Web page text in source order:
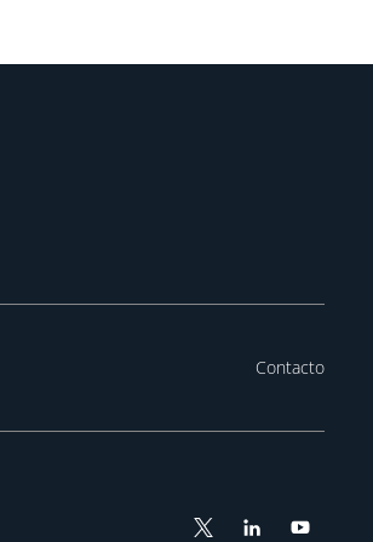
Contacto